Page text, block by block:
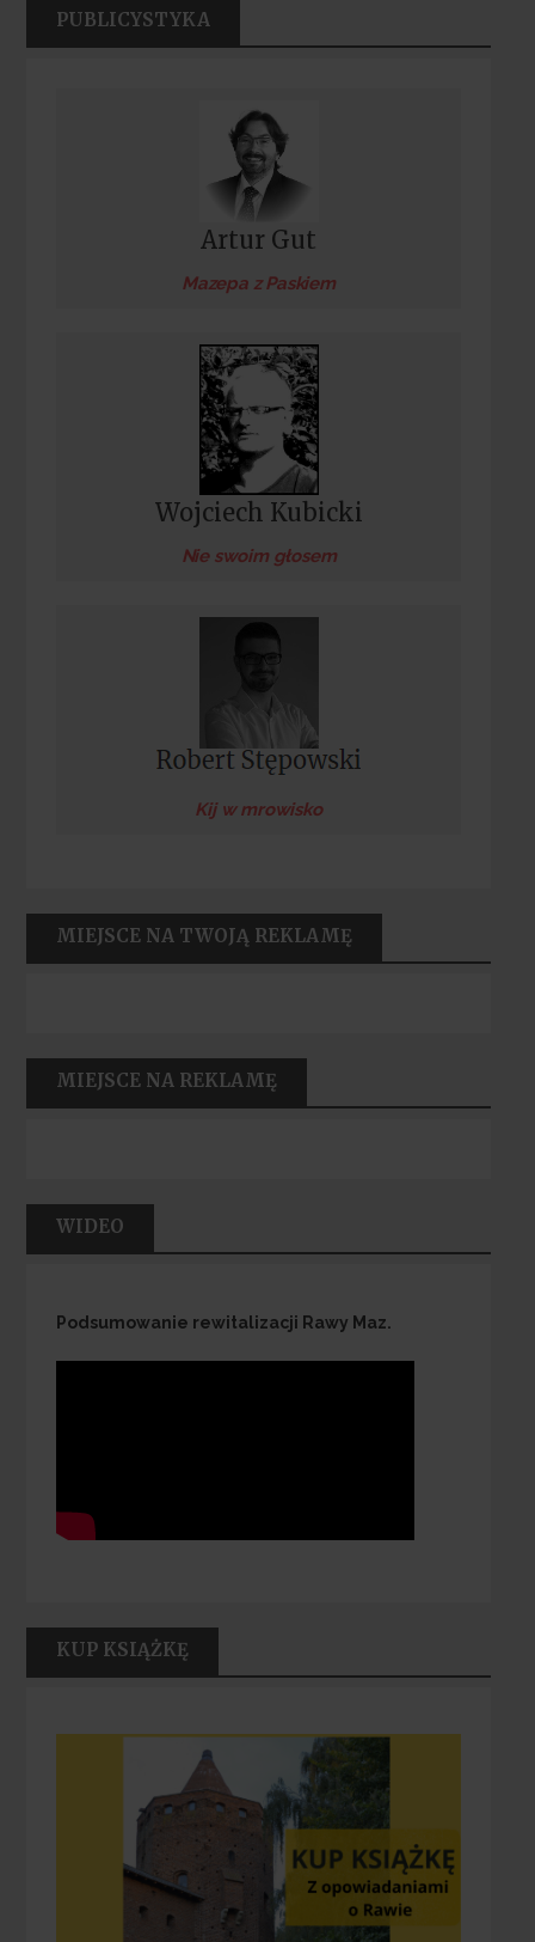
PUBLICYSTYKA
Artur Gut
Mazepa z Paskiem
Wojciech Kubicki
Nie swoim głosem
Kij w mrowisko
MIEJSCE NA TWOJĄ REKLAMĘ
MIEJSCE NA REKLAMĘ
WIDEO
Podsumowanie rewitalizacji Rawy Maz.
KUP KSIĄŻKĘ